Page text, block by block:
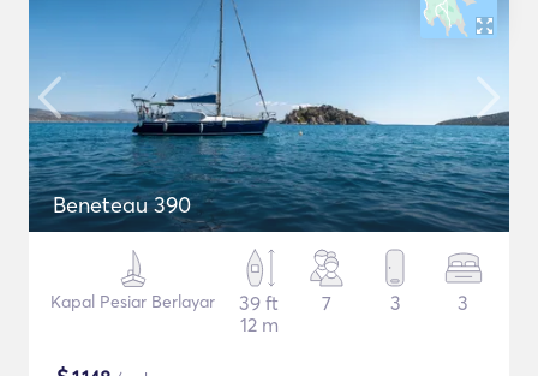
Beneteau 390
Kapal Pesiar Berlayar
39 ft
12 m
7 3 3